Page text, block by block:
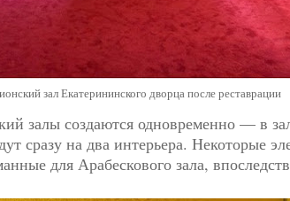
зал Екатерининского дворца после реставрации
залы создаются одновременно — в
сразу на два интерьера. Некоторые
для Арабескового зала,